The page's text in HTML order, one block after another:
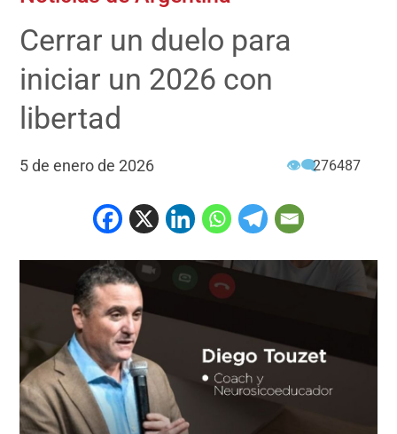
Cerrar un duelo para
iniciar un 2026 con
libertad
5 de enero de 2026 👁‍🗨276487